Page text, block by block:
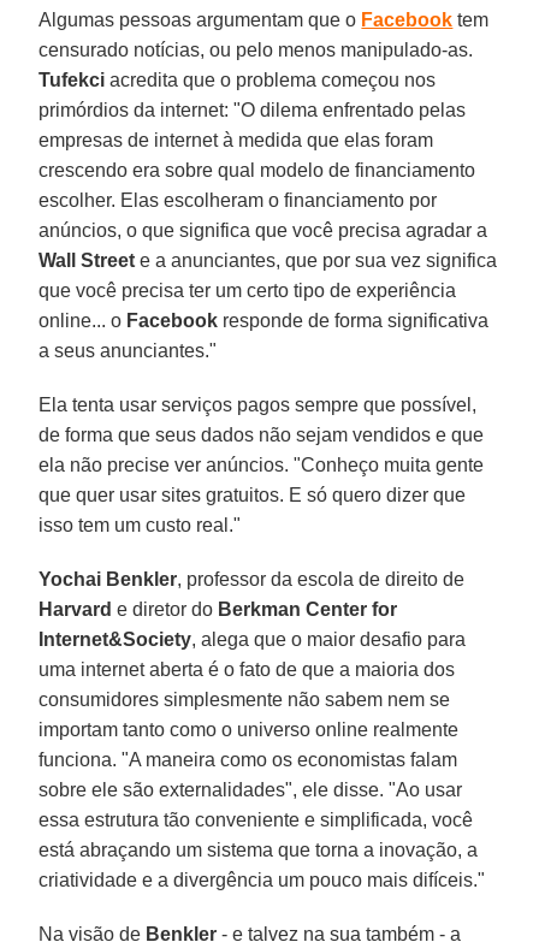
Algumas pessoas argumentam que o Facebook tem
censurado notícias, ou pelo menos manipulado-as.
Tufekci acredita que o problema começou nos
primórdios da internet: "O dilema enfrentado pelas
empresas de internet à medida que elas foram
crescendo era sobre qual modelo de financiamento
escolher. Elas escolheram o financiamento por
anúncios, o que significa que você precisa agradar a
Wall Street e a anunciantes, que por sua vez significa
que você precisa ter um certo tipo de experiência
online... o Facebook responde de forma significativa
a seus anunciantes."
Ela tenta usar serviços pagos sempre que possível,
de forma que seus dados não sejam vendidos e que
ela não precise ver anúncios. "Conheço muita gente
que quer usar sites gratuitos. E só quero dizer que
isso tem um custo real."
Yochai Benkler, professor da escola de direito de
Harvard e diretor do Berkman Center for
Internet&Society, alega que o maior desafio para
uma internet aberta é o fato de que a maioria dos
consumidores simplesmente não sabem nem se
importam tanto como o universo online realmente
funciona. "A maneira como os economistas falam
sobre ele são externalidades", ele disse. "Ao usar
essa estrutura tão conveniente e simplificada, você
está abraçando um sistema que torna a inovação, a
criatividade e a divergência um pouco mais difíceis."
Na visão de Benkler - e talvez na sua também - a